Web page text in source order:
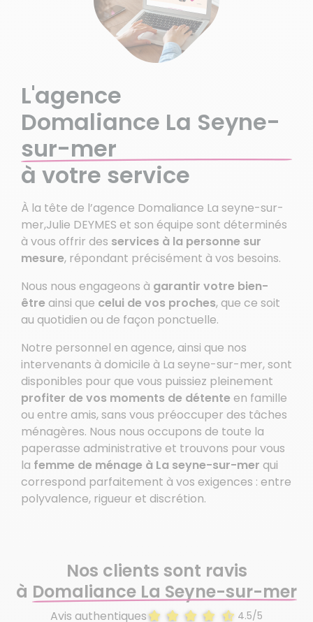
L'agence
Domaliance La Seyne-
sur-mer
à votre service
À la tête de l’agence Domaliance La seyne-sur-
mer,Julie DEYMES et son équipe sont déterminés
à vous offrir des services à la personne sur
mesure, répondant précisément à vos besoins.
Nous nous engageons à garantir votre bien-
être ainsi que celui de vos proches, que ce soit
au quotidien ou de façon ponctuelle.
Notre personnel en agence, ainsi que nos
intervenants à domicile à La seyne-sur-mer, sont
disponibles pour que vous puissiez pleinement
profiter de vos moments de détente en famille
ou entre amis, sans vous préoccuper des tâches
ménagères. Nous nous occupons de toute la
paperasse administrative et trouvons pour vous
la femme de ménage à La seyne-sur-mer qui
correspond parfaitement à vos exigences : entre
polyvalence, rigueur et discrétion.
Nos clients sont ravis
à Domaliance La Seyne-sur-mer
Avis authentiques 4.5/5